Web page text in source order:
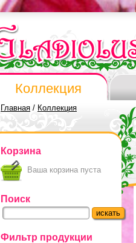
Коллекция
Главная / Коллекция
Корзина
Ваша корзина пуста
Поиск
Фильтр продукции